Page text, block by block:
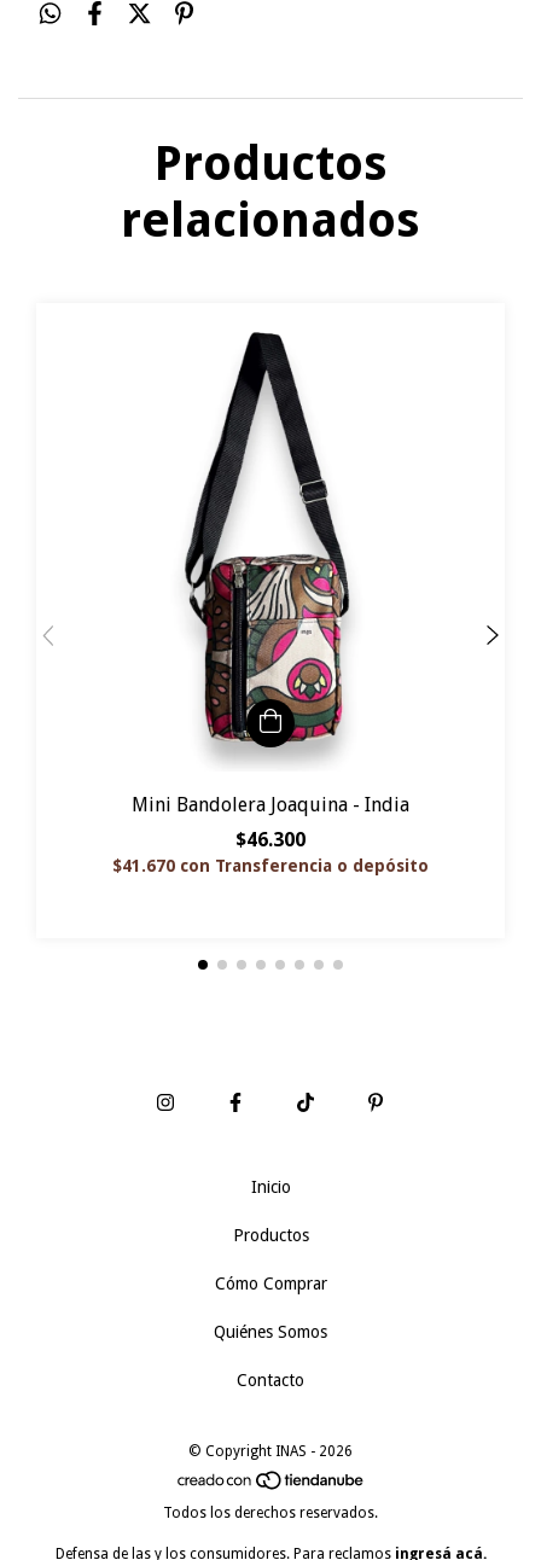
Productos
relacionados
Mini Bandolera Joaquina - India
$46.300
$41.670 con Transferencia o depósito
Inicio
Productos
Cómo Comprar
Quiénes Somos
Contacto
© Copyright INAS - 2026
Todos los derechos reservados.
Defensa de las y los consumidores. Para reclamos ingresá acá.